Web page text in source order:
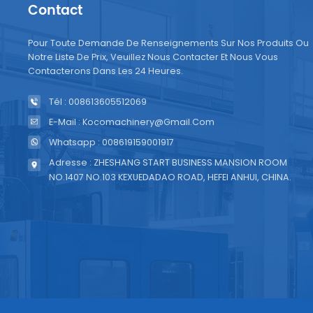
Contact
Pour Toute Demande De Renseignements Sur Nos Produits Ou
Notre Liste De Prix, Veuillez Nous Contacter Et Nous Vous
Contacterons Dans Les 24 Heures.
Tél : 008613605512069
E-Mail : Kocomachinery@gmail.com
Whatsapp : 008619159001917
Adresse : ZHESHANG START BUSINESS MANSION ROOM
NO.1407 NO.103 KEXUEDADAO ROAD, HEFEI ANHUI, CHINA.